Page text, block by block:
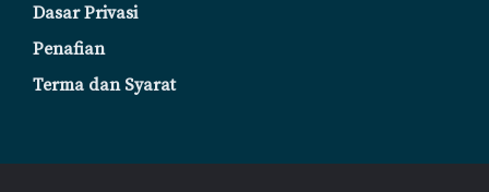
Dasar Privasi
Penafian
Terma dan Syarat